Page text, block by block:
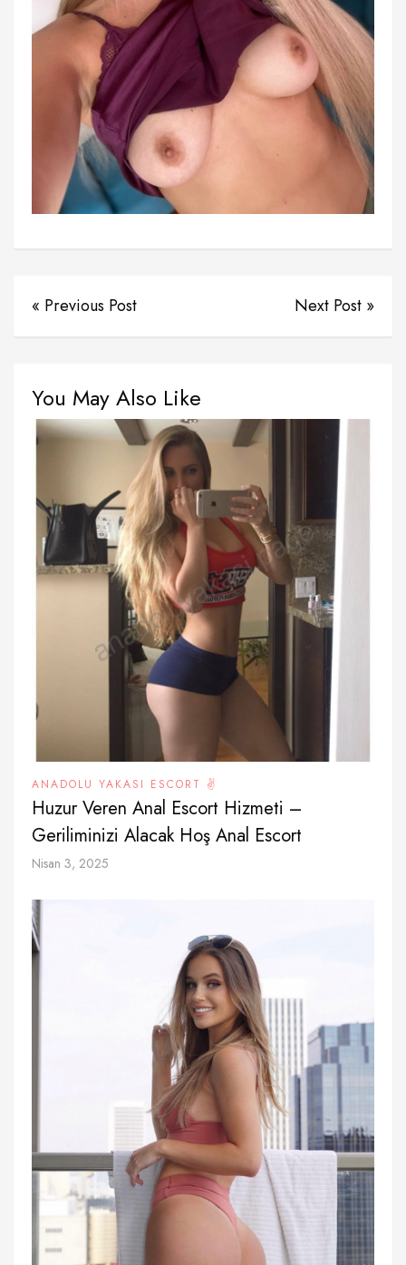
« Previous Post Next Post »
You May Also Like
ANADOLU YAKASI ESCORT ✌️
Huzur Veren Anal Escort Hizmeti –
Geriliminizi Alacak Hoş Anal Escort
Nisan 3, 2025